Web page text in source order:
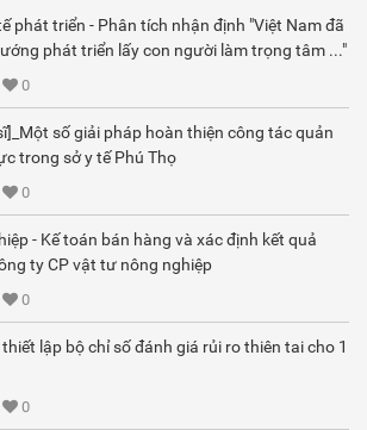
phát triển - Phân tích nhận định "Việt Nam đã
phát triển lấy con người làm trọng tâm ..."
0
số giải pháp hoàn thiện công tác quản
trong sở y tế Phú Thọ
0
- Kế toán bán hàng và xác định kết quả
ty CP vật tư nông nghiệp
0
thiết lập bộ chỉ số đánh giá rủi ro thiên tai cho 1
0